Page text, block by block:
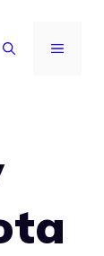
MENU